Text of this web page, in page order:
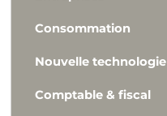
Consommation
Nouvelle technologie
Comptable & fiscal